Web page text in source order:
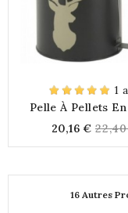
1
Pelle À Pellets
20,16 €
price
16 Autres